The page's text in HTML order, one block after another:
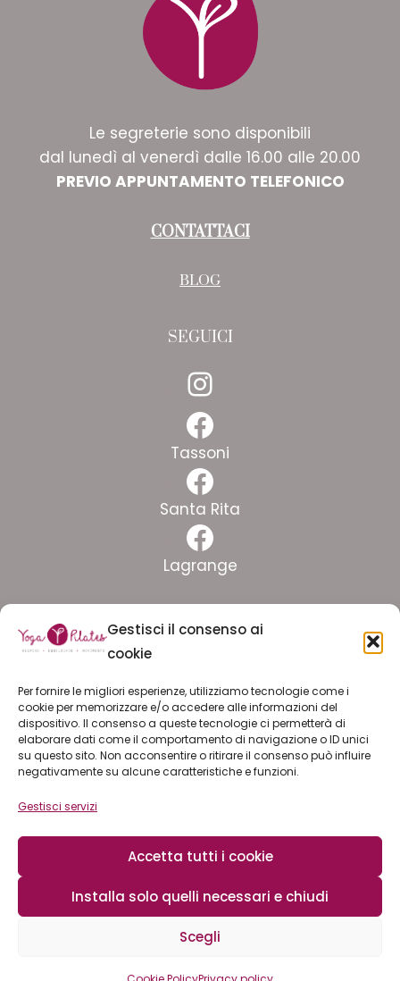
Gestisci il consenso ai
cookie
Per fornire le migliori esperienze, utilizziamo tecnologie come i
cookie per memorizzare e/o accedere alle informazioni del
dispositivo. Il consenso a queste tecnologie ci permetterà di
elaborare dati come il comportamento di navigazione o ID unici
su questo sito. Non acconsentire o ritirare il consenso può influire
negativamente su alcune caratteristiche e funzioni.
Gestisci servizi
Accetta tutti i cookie
Installa solo quelli necessari e chiudi
Scegli
Le segreterie sono disponibili
dal lunedì al venerdì dalle 16.00 alle 20.00
PREVIO APPUNTAMENTO TELEFONICO
CONTATTACI
BLOG
SEGUICI
Instagram
Facebook
Tassoni
Facebook
Santa Rita
Facebook
Lagrange
Facebook
Facebook
Pinelli
Facebook
Lingotto
ISCRIVITI ALLA NEWSLETTER
LAVORA CON NOI
© 2026 YOGA PILATES ssd arl | C.F. e P.I. 11774180019 |